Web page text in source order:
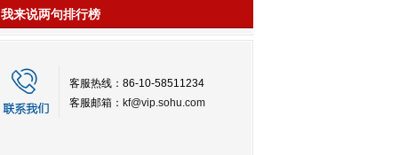
我来说两句排行榜
客服热线：86-10-58511234
客服邮箱： kf@vip.sohu.com